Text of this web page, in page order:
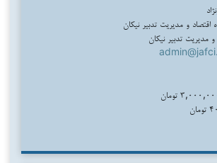
اقتصاد و مدیریت تدبیر نیکان
مدیریت تدبیر نیکان